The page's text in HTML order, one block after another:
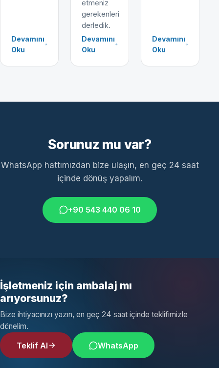
Devamını
Oku
etmeniz
gerekenleri
derledik.
Devamını
Oku
Devamını
Oku
Sorunuz mu var?
WhatsApp hattımızdan bize ulaşın, en geç 24 saat
içinde dönüş yapalım.
+90 543 440 06 10
İşletmeniz için ambalaj mı
arıyorsunuz?
Bize ihtiyacınızı yazın, en geç 24 saat içinde teklifimizle
dönelim.
Teklif Al WhatsApp